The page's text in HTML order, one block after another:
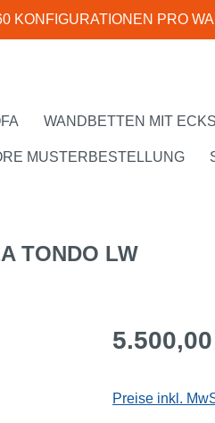
KONFIGURATIONEN PRO
WANDBETTEN MIT
MUSTERBESTELLUNG
TONDO LW
Regulärer Preis:
Preise inkl.